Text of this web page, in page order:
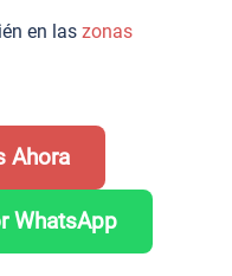
en las zonas
Ahora
WhatsApp